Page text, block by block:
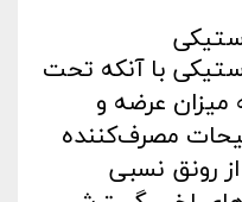
4 لیتری پلاستیکی با آنکه تحت
میزان عرضه و
مصرف‌کننده
از رونق نسبی